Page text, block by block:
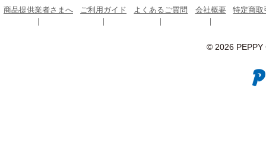
商品提供業者さまへ ご利用ガイド よくあるご質問 会社概要 特定商取
© 2026 PEPPY